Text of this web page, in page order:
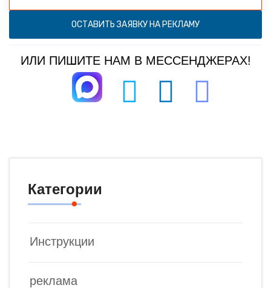
ОСТАВИТЬ ЗАЯВКУ НА РЕКЛАМУ
ИЛИ ПИШИТЕ НАМ В МЕССЕНДЖЕРАХ!
Категории
Инструкции
реклама